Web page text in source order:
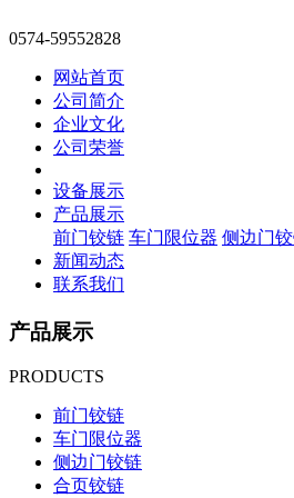
0574-59552828
网站首页
公司简介
企业文化
公司荣誉
设备展示
产品展示
前门铰链 车门限位器 侧边门
新闻动态
联系我们
产品展示
PRODUCTS
前门铰链
车门限位器
侧边门铰链
合页铰链